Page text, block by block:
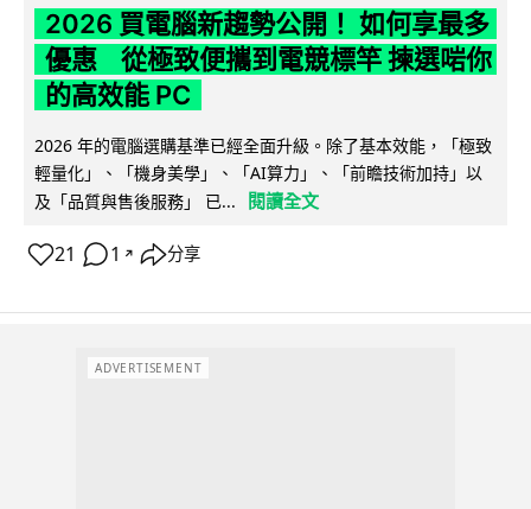
2026 買電腦新趨勢公開！ 如何享最多
優惠 從極致便攜到電競標竿 揀選啱你
的高效能 PC
2026 年的電腦選購基準已經全面升級。除了基本效能，「極致
輕量化」、「機身美學」、「AI算力」、「前瞻技術加持」以
及「品質與售後服務」 已...
閱讀全文
21 1 ↗ 分享
ADVERTISEMENT